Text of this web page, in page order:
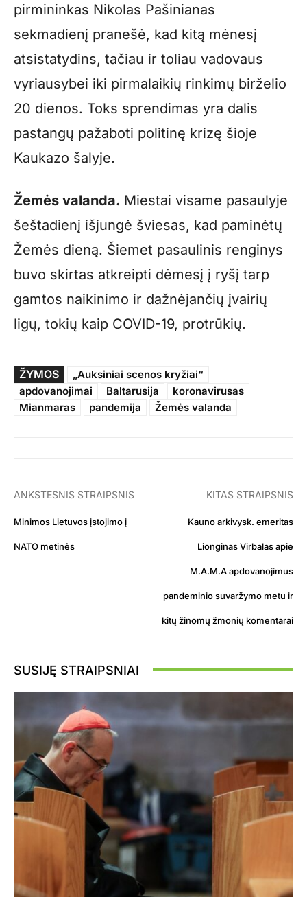
pirmininkas Nikolas Pašinianas
sekmadienį pranešė, kad kitą mėnesį
atsistatydins, tačiau ir toliau vadovaus
vyriausybei iki pirmalaikių rinkimų birželio
20 dienos. Toks sprendimas yra dalis
pastangų pažaboti politinę krizę šioje
Kaukazo šalyje.
Žemės valanda. Miestai visame pasaulyje
šeštadienį išjungė šviesas, kad paminėtų
Žemės dieną. Šiemet pasaulinis renginys
buvo skirtas atkreipti dėmesį į ryšį tarp
gamtos naikinimo ir dažnėjančių įvairių
ligų, tokių kaip COVID-19, protrūkių.
ŽYMOS
„Auksiniai scenos kryžiai“
apdovanojimai
Baltarusija
koronavirusas
Mianmaras
pandemija Žemės valanda
ANKSTESNIS STRAIPSNIS
Minimos Lietuvos įstojimo į
NATO metinės
KITAS STRAIPSNIS
Kauno arkivysk. emeritas
Lionginas Virbalas apie
M.A.M.A apdovanojimus
pandeminio suvaržymo metu ir
kitų žinomų žmonių komentarai
SUSIJĘ STRAIPSNIAI